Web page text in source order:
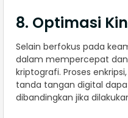
8. Optimasi
Selain berfokus pada
dalam mempercepat
kriptografi. Proses
tanda tangan digital
dibandingkan jika